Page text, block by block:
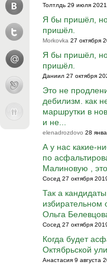
Толтлдь 29 июля
Я бы пришёл,
пришёл.
Morkovka 27 октября
Я бы пришёл,
пришёл.
Даниил 27 октября
Это не
дебилизм. как
маршрутки в
и не...
elenadrozdovo 28
А у нас какие-
по
Малиновую , это
Сосед 27 октября
Так а
избирательном
Ольга
Сосед 27 октября
Когда будет
Октябрьской
Анастасия 9 августа